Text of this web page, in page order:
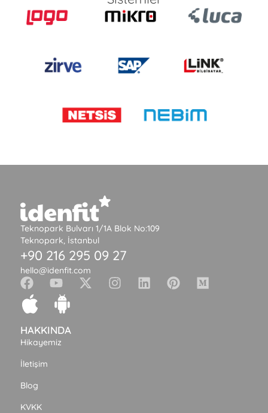
Teknopark Bulvarı 1/1A Blok No:109
Teknopark, İstanbul
+90 216 295 09 27
hello@idenfit.com
HAKKINDA
Hikayemiz
İletişim
Blog
KVKK